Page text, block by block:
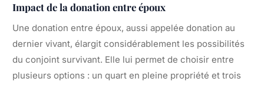
Impact de la donation entre époux
Une donation entre époux, aussi appelée donation au
dernier vivant, élargit considérablement les possibilités
du conjoint survivant. Elle lui permet de choisir entre
plusieurs options : un quart en pleine propriété et trois